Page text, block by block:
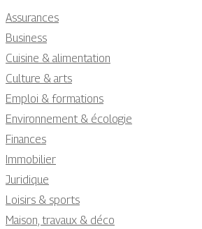
Assurances
Business
Cuisine & alimentation
Culture & arts
Emploi & formations
Environnement & écologie
Finances
Immobilier
Juridique
Loisirs & sports
Maison, travaux & déco